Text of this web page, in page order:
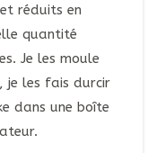
réduits en
quantité
Je les moule
je les fais durcir
dans une boîte